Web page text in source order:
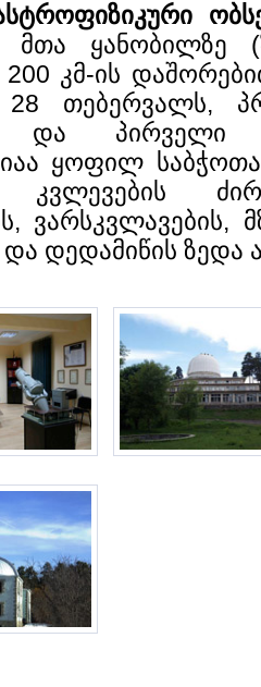
მთა
კმ-ის
თებერვალს,
და პირველი
ყოფილ
კვლევების
ვარსკვლავების,
დედამიწის ზედა